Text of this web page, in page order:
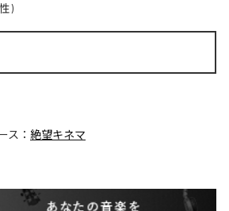
)
ス： 絶望キネマ